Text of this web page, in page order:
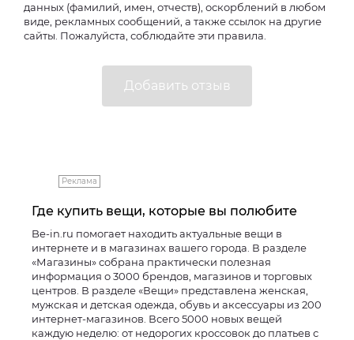
данных (фамилий, имен, отчеств), оскорблений в любом
виде, рекламных сообщений, а также ссылок на другие
сайты. Пожалуйста, соблюдайте эти правила.
Реклама
Где купить вещи, которые вы полюбите
Be-in.ru помогает находить актуальные вещи в
интернете и в магазинах вашего города. В разделе
«Магазины» собрана практически полезная
информация о 3000 брендов, магазинов и торговых
центров. В разделе «Вещи» представлена женская,
мужская и детская одежда, обувь и аксессуары из 200
интернет-магазинов. Всего 5000 новых вещей
каждую неделю: от недорогих кроссовок до платьев с